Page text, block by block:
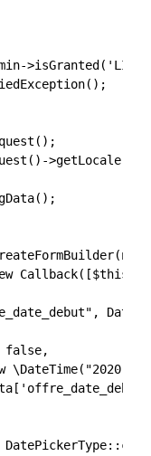
>getLocale();
Callback([$this,
false,
\DateTime("2020-